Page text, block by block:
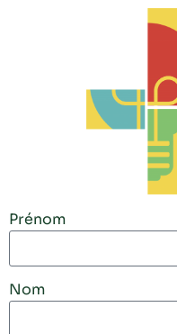
Prénom
Nom